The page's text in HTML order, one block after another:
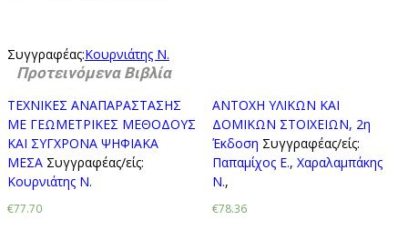
Συγγραφέας:Κουρνιάτης Ν.
Προτεινόμενα Βιβλία
ΤΕΧΝΙΚΕΣ ΑΝΑΠΑΡΑΣΤΑΣΗΣ
ΜΕ ΓΕΩΜΕΤΡΙΚΕΣ ΜΕΘΟΔΟΥΣ
ΚΑΙ ΣΥΓΧΡΟΝΑ ΨΗΦΙΑΚΑ
ΜΕΣΑ Συγγραφέας/είς:
Κουρνιάτης Ν.
€77.70
ΑΝΤΟΧΗ ΥΛΙΚΩΝ ΚΑΙ
ΔΟΜΙΚΩΝ ΣΤΟΙΧΕΙΩΝ, 2η
Έκδοση Συγγραφέας/είς:
Παπαμίχος E., Χαραλαμπάκης
Ν.,
€78.36